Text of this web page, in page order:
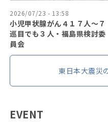
2026/07/23 - 13:58
小児甲状腺がん４１７人〜７
巡目でも３人・福島県検討委
員会
東日本大震災
EVENT